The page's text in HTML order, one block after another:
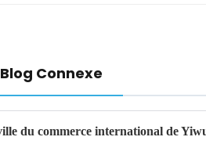
Blog Connexe